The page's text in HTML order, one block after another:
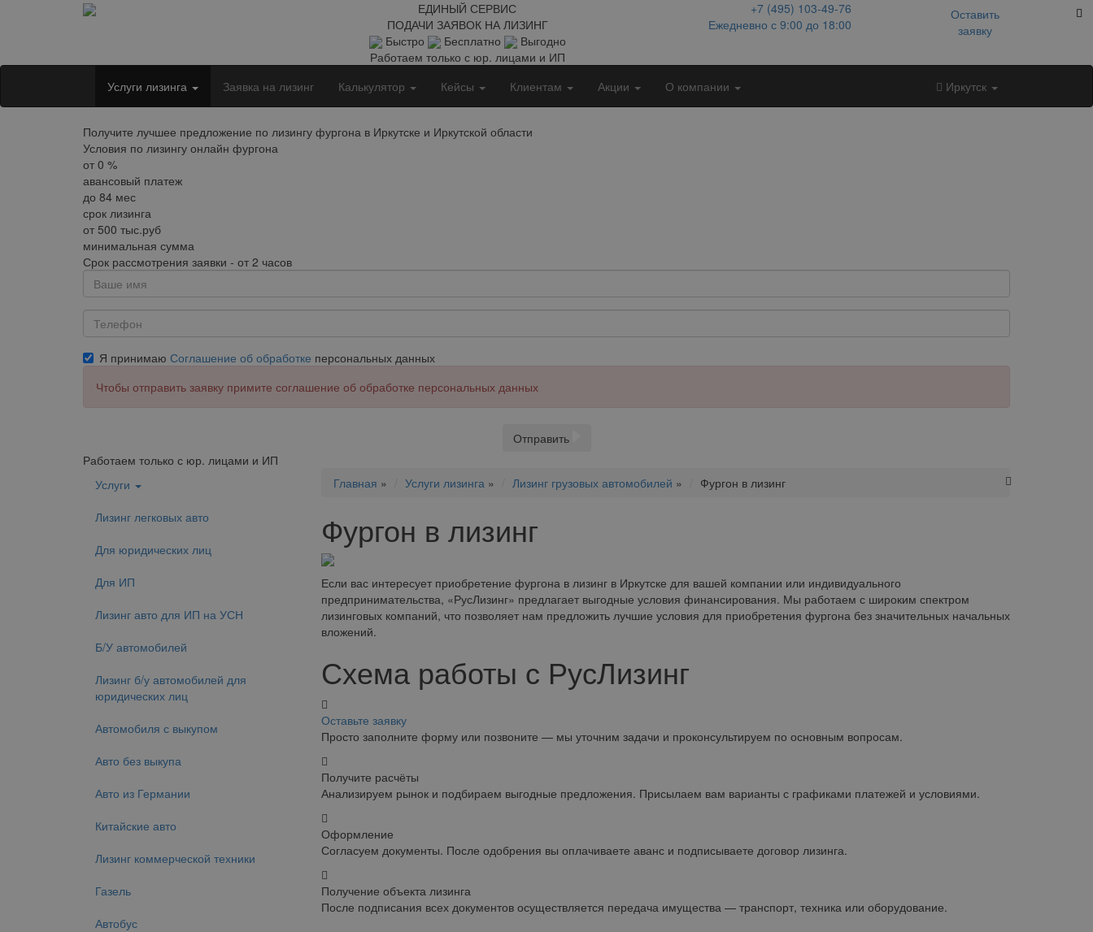
ЕДИНЫЙ СЕРВИС
ПОДАЧИ ЗАЯВОК НА ЛИЗИНГ
Быстро
Бесплатно
Выгодно
Работаем только с юр. лицами и ИП
+7 (495) 103-49-76
Ежедневно с 9:00 до 18:00
Оставить
заявку
Услуги лизинга Заявка на лизинг Калькулятор Кейсы Клиентам Акции О компании Иркутск
Получите лучшее предложение по лизингу фургона в Иркутске и Иркутской области
Условия по лизингу онлайн фургона
от 0 %
авансовый платеж
до 84 мес
срок лизинга
от 500 тыс.руб
минимальная сумма
Срок рассмотрения заявки - от 2 часов
Я принимаю Соглашение об обработке персональных данных
Чтобы отправить заявку примите соглашение об обработке персональных данных
Отправить
Работаем только с юр. лицами и ИП
Услуги
Лизинг легковых авто
Для юридических лиц
Для ИП
Лизинг авто для ИП на УСН
Б/У автомобилей
Лизинг б/у автомобилей для
юридических лиц
Автомобиля с выкупом
Авто без выкупа
Авто из Германии
Китайские авто
Лизинг коммерческой техники
Газель
Автобус
Главная » Услуги лизинга» Лизинг грузовых автомобилей » Фургон в лизинг
Фургон в лизинг
Если вас интересует приобретение фургона в лизинг в Иркутске для вашей компании или индивидуального
предпринимательства, «РусЛизинг» предлагает выгодные условия финансирования. Мы работаем с широким спектром
лизинговых компаний, что позволяет нам предложить лучшие условия для приобретения фургона без значительных начальных
вложений.
Схема работы с РусЛизинг
Оставьте заявку
Просто заполните форму или позвоните — мы уточним задачи и проконсультируем по основным вопросам.
Получите расчёты
Анализируем рынок и подбираем выгодные предложения. Присылаем вам варианты с графиками платежей и условиями.
Оформление
Согласуем документы. После одобрения вы оплачиваете аванс и подписываете договор лизинга.
Получение объекта лизинга
После подписания всех документов осуществляется передача имущества — транспорт, техника или оборудование.